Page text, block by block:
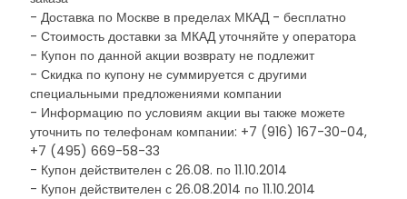
- Доставка по Москве в пределах МКАД - бесплатно
- Стоимость доставки за МКАД уточняйте у оператора
- Купон по данной акции возврату не подлежит
- Скидка по купону не суммируется с другими
специальными предложениями компании
- Информацию по условиям акции вы также можете
уточнить по телефонам компании: +7 (916) 167-30-04,
+7 (495) 669-58-33
- Купон действителен с 26.08. по 11.10.2014
- Купон действителен с 26.08.2014 по 11.10.2014